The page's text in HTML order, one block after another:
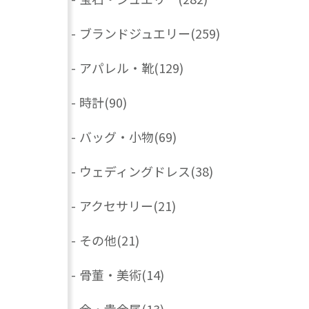
- ブランドジュエリー(259)
- アパレル・靴(129)
- 時計(90)
- バッグ・小物(69)
- ウェディングドレス(38)
- アクセサリー(21)
- その他(21)
- 骨董・美術(14)